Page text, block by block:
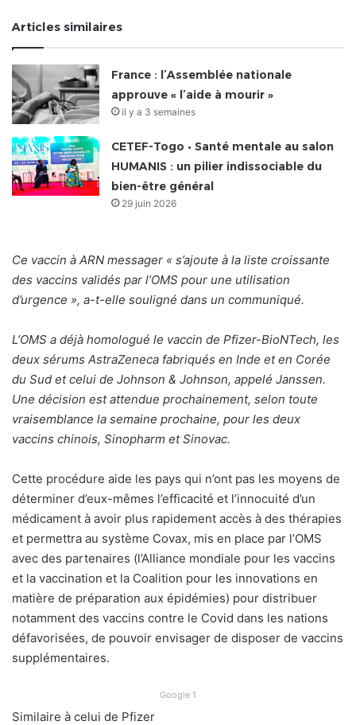
Articles similaires
France : l’Assemblée nationale
approuve « l’aide à mourir »
il y a 3 semaines
CETEF-Togo • Santé mentale au salon
HUMANIS : un pilier indissociable du
bien-être général
29 juin 2026
Ce vaccin à ARN messager « s’ajoute à la liste croissante
des vaccins validés par l’OMS pour une utilisation
d’urgence », a-t-elle souligné dans un communiqué.
L’OMS a déjà homologué le vaccin de Pfizer-BioNTech, les
deux sérums AstraZeneca fabriqués en Inde et en Corée
du Sud et celui de Johnson & Johnson, appelé Janssen.
Une décision est attendue prochainement, selon toute
vraisemblance la semaine prochaine, pour les deux
vaccins chinois, Sinopharm et Sinovac.
Cette procédure aide les pays qui n’ont pas les moyens de
déterminer d’eux-mêmes l’efficacité et l’innocuité d’un
médicament à avoir plus rapidement accès à des thérapies
et permettra au système Covax, mis en place par l’OMS
avec des partenaires (l’Alliance mondiale pour les vaccins
et la vaccination et la Coalition pour les innovations en
matière de préparation aux épidémies) pour distribuer
notamment des vaccins contre le Covid dans les nations
défavorisées, de pouvoir envisager de disposer de vaccins
supplémentaires.
Google 1
Similaire à celui de Pfizer